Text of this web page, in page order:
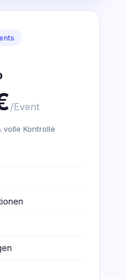
/Event
volle Kontrolle